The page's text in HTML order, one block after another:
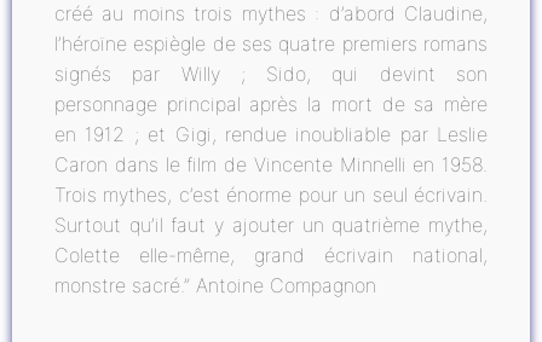
créé au moins trois mythes : d’abord Claudine,
l’héroïne espiègle de ses quatre premiers romans
signés par Willy ; Sido, qui devint son
personnage principal après la mort de sa mère
en 1912 ; et Gigi, rendue inoubliable par Leslie
Caron dans le film de Vincente Minnelli en 1958.
Trois mythes, c’est énorme pour un seul écrivain.
Surtout qu’il faut y ajouter un quatrième mythe,
Colette elle-même, grand écrivain national,
monstre sacré.” Antoine Compagnon